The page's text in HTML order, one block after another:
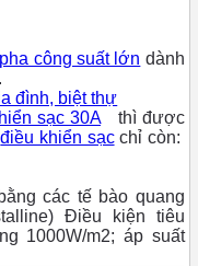
công suất lớn dành
đình, biệt thự
sạc 30A
thì được
điều khiển sạcchỉ còn:
các tế bào quang
Điều kiện tiêu
1000W/m2; áp suất